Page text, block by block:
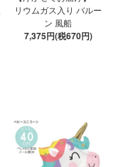
リウムガス入り バルー
ン 風船
7,375円(税670円)